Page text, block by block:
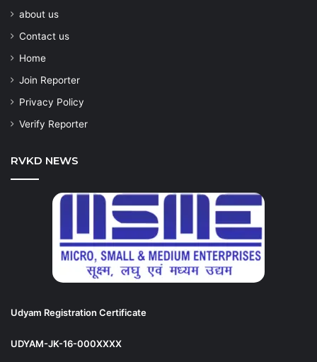
about us
Contact us
Home
Join Reporter
Privacy Policy
Verify Reporter
RVKD NEWS
Udyam Registration Certificate
UDYAM-JK-16-000XXXX